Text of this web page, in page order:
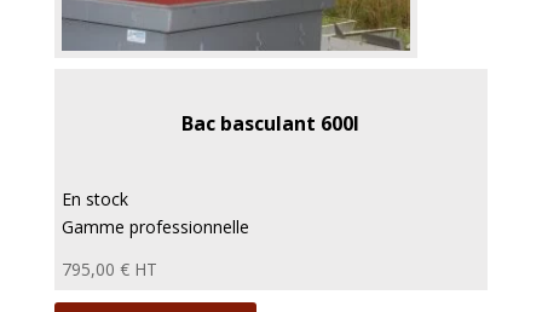
Bac basculant 600l
En stock
Gamme professionnelle
795,00 € HT